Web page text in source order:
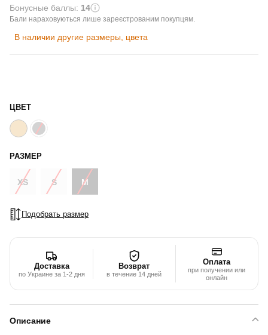
Бонусные баллы: 14
Бали нараховуються лише зареєстрованим покупцям.
В наличии другие размеры, цвета
ЦВЕТ
РАЗМЕР
XS S M
Подобрать размер
Доставка
по Украине за 1-2 дня
Возврат
в течение 14 дней
Оплата
при получении или
онлайн
Описание